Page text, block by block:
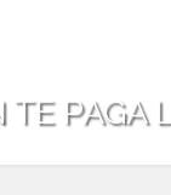
TE PAGA